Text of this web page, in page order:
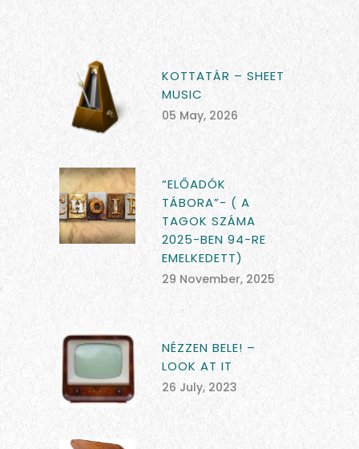
KOTTATÁR – SHEET
MUSIC
05 May, 2026
“ELŐADÓK
TÁBORA”- ( A
TAGOK SZÁMA
2025-BEN 94-RE
EMELKEDETT)
29 November, 2025
NÉZZEN BELE! –
LOOK AT IT
26 July, 2023